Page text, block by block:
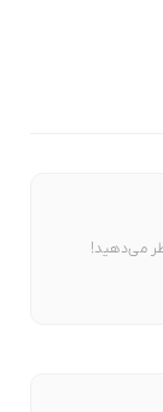
می‌دهید!